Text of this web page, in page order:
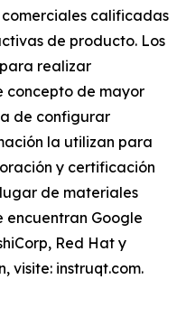
calificadas
de producto. Los
realizar
concepto de mayor
de configurar
la utilizan para
y certificación
de materiales
encuentran Google
Red Hat y
visite: instruqt.com.